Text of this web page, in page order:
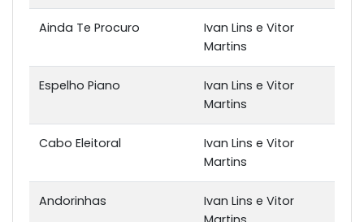
Ainda Te Procuro
Ivan Lins e Vitor
Martins
Espelho Piano
Ivan Lins e Vitor
Martins
Cabo Eleitoral
Ivan Lins e Vitor
Martins
Andorinhas
Ivan Lins e Vitor